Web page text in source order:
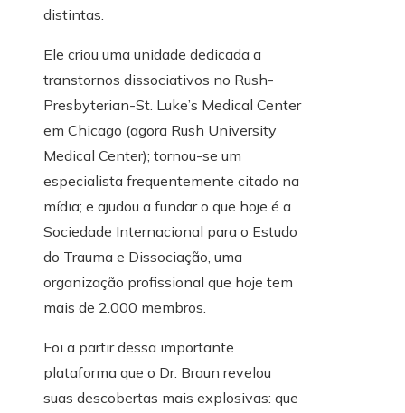
distintas.
Ele criou uma unidade dedicada a
transtornos dissociativos no Rush-
Presbyterian-St. Luke’s Medical Center
em Chicago (agora Rush University
Medical Center); tornou-se um
especialista frequentemente citado na
mídia; e ajudou a fundar o que hoje é a
Sociedade Internacional para o Estudo
do Trauma e Dissociação, uma
organização profissional que hoje tem
mais de 2.000 membros.
Foi a partir dessa importante
plataforma que o Dr. Braun revelou
suas descobertas mais explosivas: que